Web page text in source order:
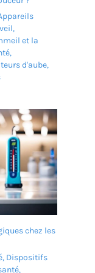
pour
à la
【4
garder
mode
la
mode
le
et
et
,
et la
,
d'aube,
chez les
, Dispositifs
,